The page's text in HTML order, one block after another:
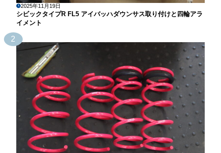
2025年11月19日
シビックタイプR FL5 アイバッハダウンサス取り付けと四輪アラ
イメント
2